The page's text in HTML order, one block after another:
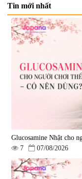
Viên uống hỗ trợ Gout
|73.520
1.500.000 đ
Tin mới nhất
Glucosamine Nhật cho
7
07/08/2026